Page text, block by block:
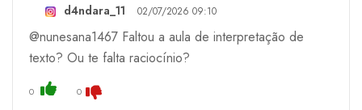
d4ndara_11 02/07/2026 09:10
@nunesana1467 Faltou a aula de interpretação de
texto? Ou te falta raciocínio?
0 0